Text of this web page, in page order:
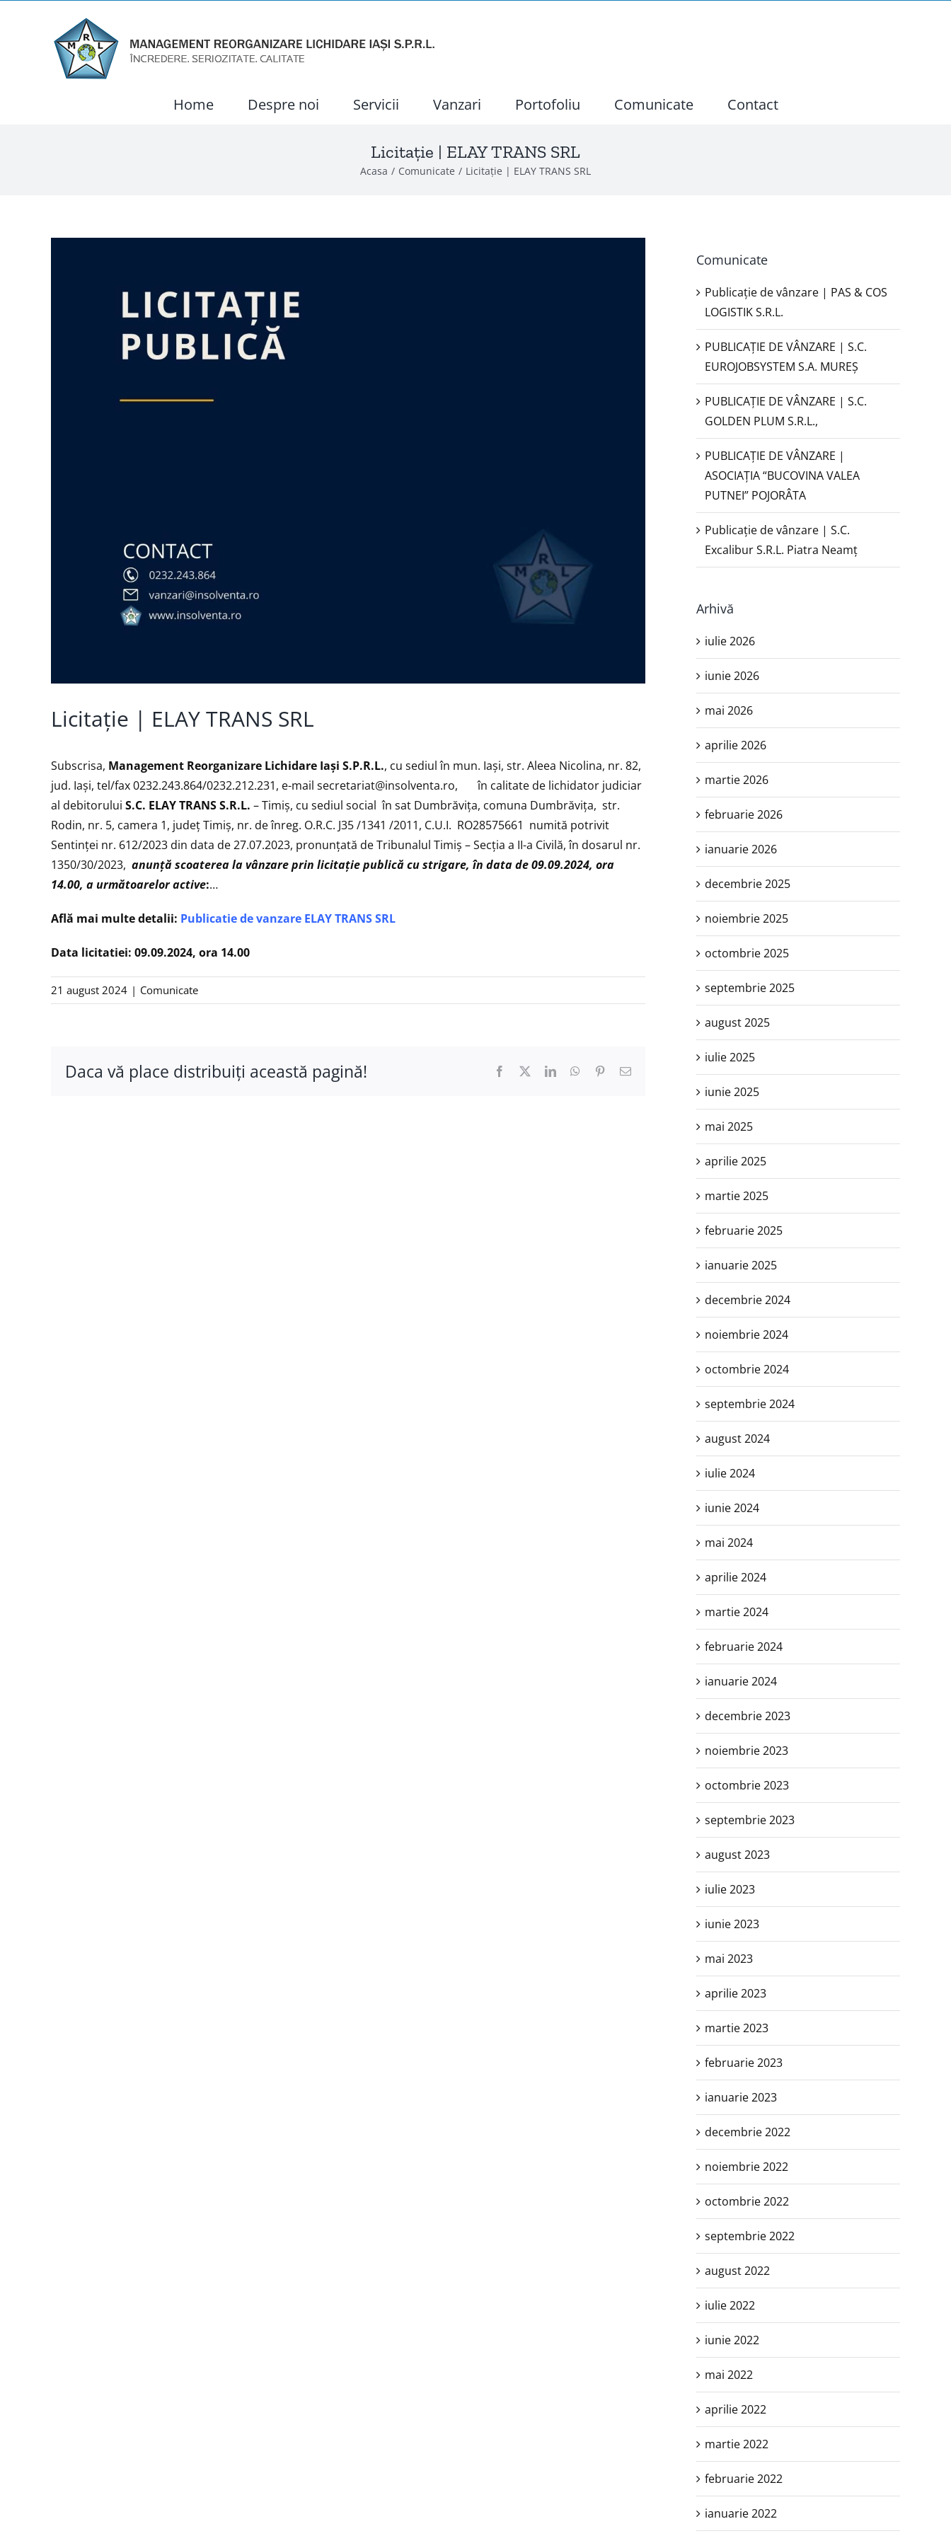
Home Despre noi Servicii Vanzari Portofoliu Comunicate Contact
Licitație | ELAY TRANS SRL
Acasa Comunicate Licitație | ELAY TRANS SRL
Licitație | ELAY TRANS SRL
Subscrisa, Management Reorganizare Lichidare Iaşi S.P.R.L., cu sediul în mun. Iași, str. Aleea Nicolina, nr. 82,
jud. Iași, tel/fax 0232.243.864/0232.212.231, e-mail secretariat@insolventa.ro, în calitate de lichidator judiciar
al debitorului S.C. ELAY TRANS S.R.L. – Timiș, cu sediul social în sat Dumbrăvița, comuna Dumbrăvița, str.
Rodin, nr. 5, camera 1, județ Timiș, nr. de înreg. O.R.C. J35 /1341 /2011, C.U.I. RO28575661 numită potrivit
Sentinței nr. 612/2023 din data de 27.07.2023, pronunţată de Tribunalul Timiș – Secția a II-a Civilă, în dosarul nr.
1350/30/2023, anunţă scoaterea la vânzare prin licitaţie publică cu strigare, în data de 09.09.2024, ora
14.00, a următoarelor active:…
Află mai multe detalii: Publicatie de vanzare ELAY TRANS SRL
Data licitatiei: 09.09.2024, ora 14.00
21 august 2024 | Comunicate
Daca vă place distribuiţi această pagină! Facebook LinkedInWhatsApp
Pinterest
E-
Comunicate
Publicație de vânzare | PAS & COS
LOGISTIK S.R.L.
PUBLICAŢIE DE VÂNZARE | S.C.
EUROJOBSYSTEM S.A. MUREȘ
PUBLICAȚIE DE VÂNZARE | S.C.
GOLDEN PLUM S.R.L.,
PUBLICAŢIE DE VÂNZARE |
ASOCIAȚIA “BUCOVINA VALEA
PUTNEI” POJORÂTA
Publicație de vânzare | S.C.
Excalibur S.R.L. Piatra Neamţ
Arhivă
iulie 2026
iunie 2026
mai 2026
aprilie 2026
martie 2026
februarie 2026
ianuarie 2026
decembrie 2025
noiembrie 2025
octombrie 2025
septembrie 2025
august 2025
iulie 2025
iunie 2025
mai 2025
aprilie 2025
martie 2025
februarie 2025
ianuarie 2025
decembrie 2024
noiembrie 2024
octombrie 2024
septembrie 2024
august 2024
iulie 2024
iunie 2024
mai 2024
aprilie 2024
martie 2024
februarie 2024
ianuarie 2024
decembrie 2023
noiembrie 2023
octombrie 2023
septembrie 2023
august 2023
iulie 2023
iunie 2023
mai 2023
aprilie 2023
martie 2023
februarie 2023
ianuarie 2023
decembrie 2022
noiembrie 2022
octombrie 2022
septembrie 2022
august 2022
iulie 2022
iunie 2022
mai 2022
aprilie 2022
martie 2022
februarie 2022
ianuarie 2022